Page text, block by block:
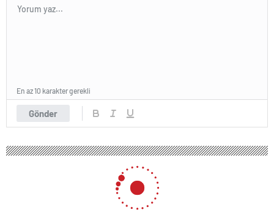
Gönder
En az 10 karakter gerekli